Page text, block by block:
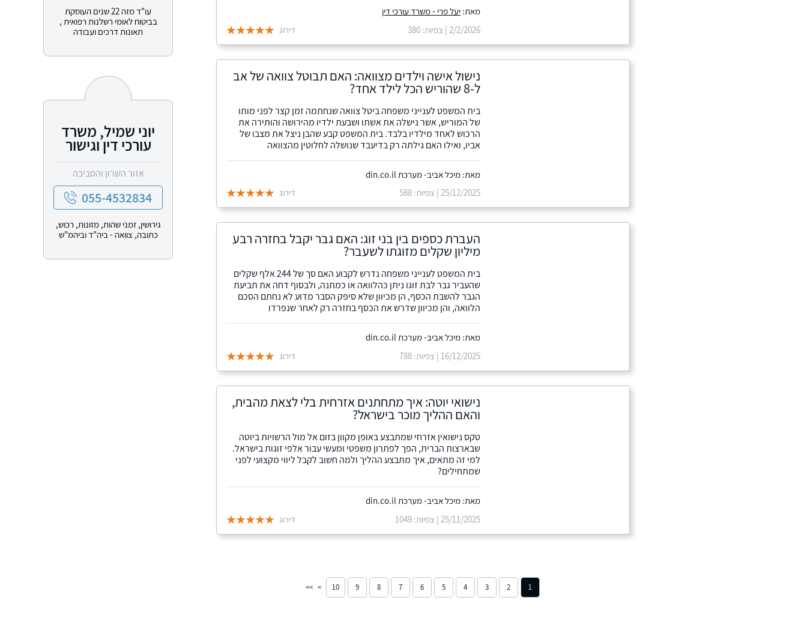
מאת: יעל פרי - משרד עורכי דין
2/2/2026 | צפיות: 380
דירוג
נישול אישה וילדים מצוואה: האם תבוטל צוואה של אב
ל-8 שהוריש הכל לילד אחד?
בית המשפט לענייני משפחה ביטל צוואה שנחתמה זמן קצר לפני מותו
של המוריש, אשר נישלה את אשתו ושבעת ילדיו מהירושה והותירה את
הרכוש לאחד מילדיו בלבד. בית המשפט קבע שהבן ניצל את מצבו של
אביו, ואילו האם גילתה רק בדיעבד שנושלה לחלוטין מהצוואה
מאת: מיכל אביב- מערכת din.co.il
25/12/2025 | צפיות: 588
דירוג
העברת כספים בין בני זוג: האם גבר יקבל בחזרה רבע
מיליון שקלים מזוגתו לשעבר?
בית המשפט לענייני משפחה נדרש לקבוע האם סך של 244 אלף שקלים
שהעביר גבר לבת זוגו ניתן כהלוואה או כמתנה, ולבסוף דחה את תביעת
הגבר להשבת הכסף, הן מכיוון שלא סיפק הסבר מדוע לא נחתם הסכם
הלוואה, והן מכיוון שדרש את הכסף בחזרה רק לאחר שנפרדו
מאת: מיכל אביב- מערכת din.co.il
16/12/2025 | צפיות: 788
דירוג
נישואי יוטה: איך מתחתנים אזרחית בלי לצאת מהבית,
והאם ההליך מוכר בישראל?
טקס נישואין אזרחי שמתבצע באופן מקוון בזום אל מול הרשויות ביוטה
שבארצות הברית, הפך לפתרון משפטי ומעשי עבור אלפי זוגות בישראל.
למי זה מתאים, איך מתבצע ההליך ולמה חשוב לקבל ליווי מקצועי לפני
שמתחילים?
מאת: מיכל אביב- מערכת din.co.il
25/11/2025 | צפיות: 1049
דירוג
1
2
3
4
5
6
7
8
9
10
עו"ד מזה 22 שנים העוסקת
בביטוח לאומי רשלנות רפואית ,
תאונות דרכים ועבודה
יוני שמיל, משרד
עורכי דין וגישור
אזור השרון והסביבה
055-4532834
גירושין, זמני שהות, מזונות, רכוש,
כתובה, צוואה - ביה"ד וביהמ"ש